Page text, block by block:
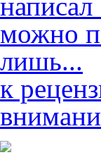
можно
лишь...
к